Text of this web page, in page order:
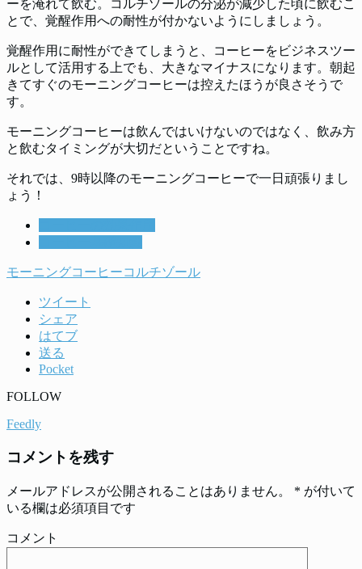
ーを淹れて飲む。コルチゾールの分泌が減少した頃に飲むこ
とで、覚醒作用への耐性が付かないようにしましょう。
覚醒作用に耐性ができてしまうと、コーヒーをビジネスツー
ルとして活用する上でも、大きなマイナスになります。朝起
きてすぐのモーニングコーヒーは控えたほうが良さそうで
す。
モーニングコーヒーは飲んではいけないのではなく、飲み方
と飲むタイミングが大切だということですね。
それでは、9時以降のモーニングコーヒーで一日頑張りまし
ょう！
モーニングコーヒーコルチゾール
ツイート
シェア
はてブ
送る
Pocket
FOLLOW
Feedly
コメントを残す
メールアドレスが公開されることはありません。 * が付いて
いる欄は必須項目です
コメント